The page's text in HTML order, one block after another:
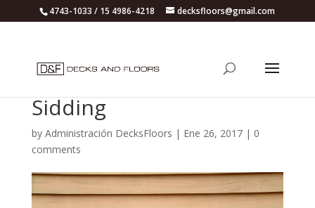
4743-1033 / 15 4986-4218 decksfloors@gmail.com
Sidding
by Administración DecksFloors | Ene 26, 2017| 0
comments